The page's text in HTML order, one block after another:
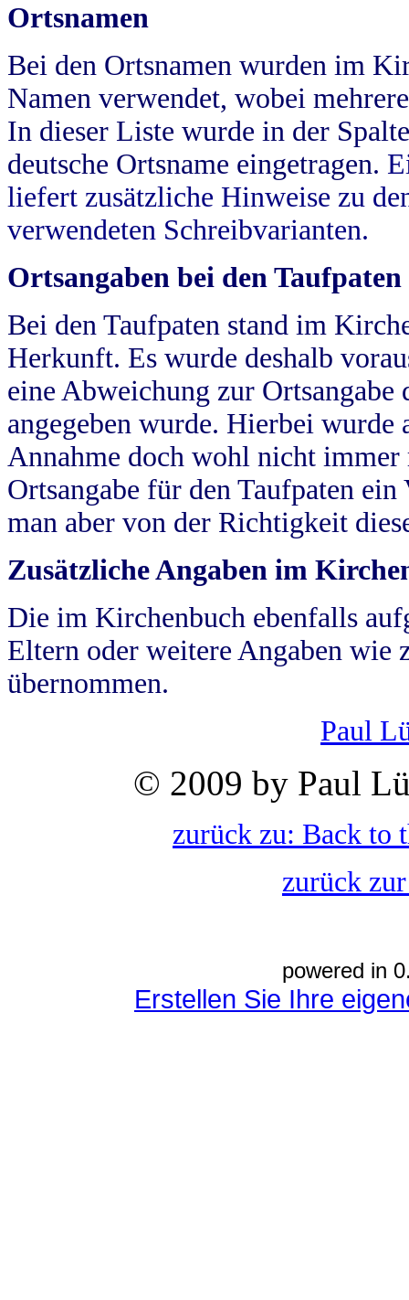
Ortsnamen
Bei den Ortsnamen wurden im
Namen verwendet, wobei
In dieser Liste wurde in der
deutsche Ortsname eingetragen.
liefert zusätzliche Hinweise zu
verwendeten Schreibvarianten.
Ortsangaben bei den Taufpaten
Bei den Taufpaten stand im
Herkunft. Es wurde deshalb
eine Abweichung zur
angegeben wurde. Hierbei wurde
Annahme doch wohl nicht
Ortsangabe für den Taufpaten
man aber von der Richtigkeit
Zusätzliche Angaben im
Die im Kirchenbuch ebenfalls
Eltern oder weitere Angaben wie
übernommen.
Paul
© 2009 by Paul
zurück zu: Back to
zurück
powered in
Erstellen Sie Ihre